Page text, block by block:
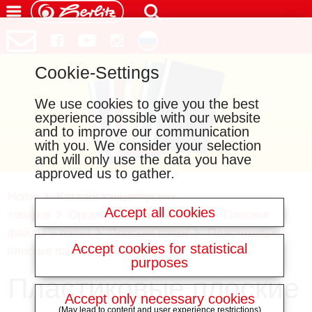
Home
Каталог канцелярских
Организация и хранение
файлы и папки
Плоские папки
Пластиковые
плоские папки
Пластиковые плоские
Cookie-Settings
We use cookies to give you the best
experience possible with our website
and to improve our communication
with you. We consider your selection
and will only use the data you have
approved us to gather.
Accept all cookies
Accept cookies for statistical
purposes
Accept only necessary cookies
(May lead to content and user experience restrictions)